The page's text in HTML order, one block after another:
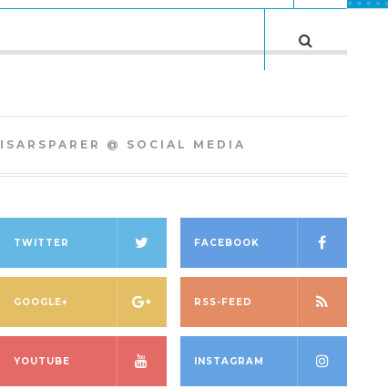
ISARSPARER @ SOCIAL MEDIA
TWITTER FACEBOOK
GOOGLE+ RSS-FEED
YOUTUBE INSTAGRAM